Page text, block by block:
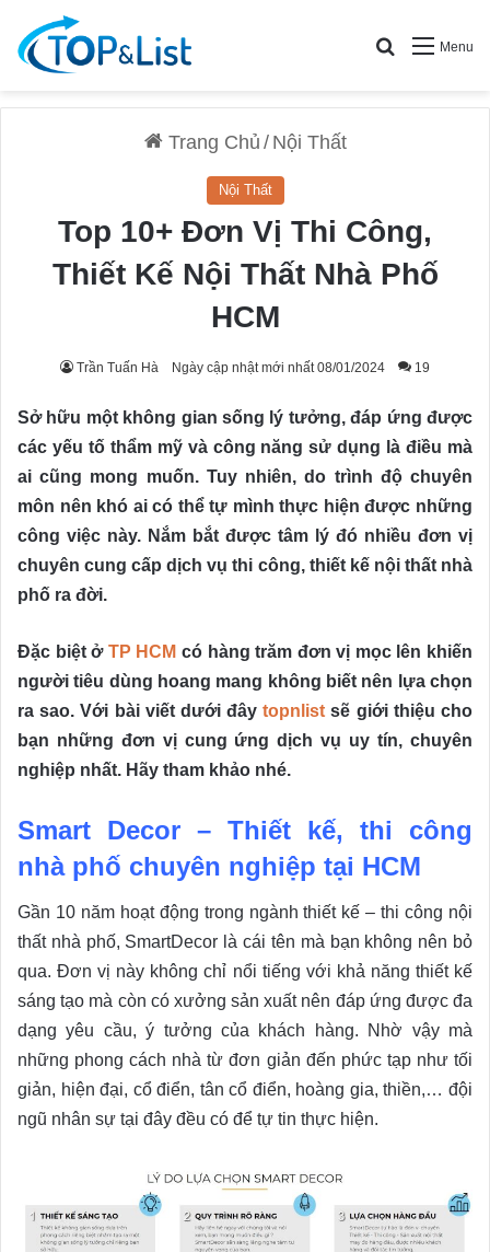
Menu
Search for
Trang Chủ / Nội Thất
Nội Thất
Top 10+ Đơn Vị Thi Công,
Thiết Kế Nội Thất Nhà Phố
HCM
Trần Tuấn Hà Ngày cập nhật mới nhất 08/01/2024 19
Sở hữu một không gian sống lý tưởng, đáp ứng được
các yếu tố thẩm mỹ và công năng sử dụng là điều mà
ai cũng mong muốn. Tuy nhiên, do trình độ chuyên
môn nên khó ai có thể tự mình thực hiện được những
công việc này. Nắm bắt được tâm lý đó nhiều đơn vị
chuyên cung cấp dịch vụ thi công, thiết kế nội thất nhà
phố ra đời.
Đặc biệt ở TP HCM có hàng trăm đơn vị mọc lên khiến
người tiêu dùng hoang mang không biết nên lựa chọn
ra sao. Với bài viết dưới đâytopnlist sẽ giới thiệu cho
bạn những đơn vị cung ứng dịch vụ uy tín, chuyên
nghiệp nhất. Hãy tham khảo nhé.
Smart Decor – Thiết kế, thi công
nhà phố chuyên nghiệp tại HCM
Gần 10 năm hoạt động trong ngành thiết kế – thi công nội
thất nhà phố, SmartDecor là cái tên mà bạn không nên bỏ
qua. Đơn vị này không chỉ nổi tiếng với khả năng thiết kế
sáng tạo mà còn có xưởng sản xuất nên đáp ứng được đa
dạng yêu cầu, ý tưởng của khách hàng. Nhờ vậy mà
những phong cách nhà từ đơn giản đến phức tạp như tối
giản, hiện đại, cổ điển, tân cổ điển, hoàng gia, thiền,… đội
ngũ nhân sự tại đây đều có để tự tin thực hiện.